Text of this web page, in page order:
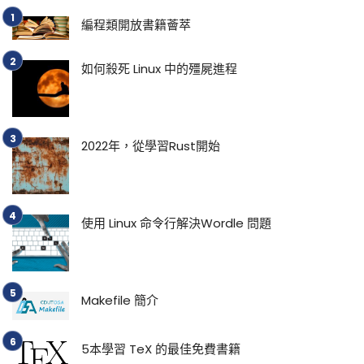
編程類開放書籍薈萃
如何殺死 Linux 中的殭屍進程
2022年，從學習Rust開始
使用 Linux 命令行解決Wordle 問題
Makefile 簡介
5本學習 TeX 的最佳免費書籍